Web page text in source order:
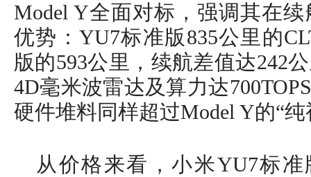
Model Y全面对标，强调其在
优势：YU7标准版835公里的
版的593公里，续航差值达242
4D毫米波雷达及算力达
硬件堆料同样超过Model Y的“
从价格来看，小米YU7标准